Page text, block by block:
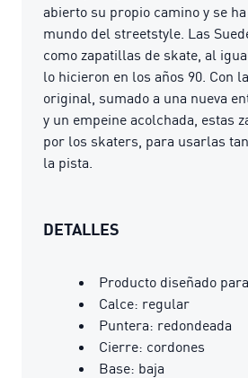
abierto su propio camino y se
mundo del streetstyle. Las
como zapatillas de skate, al
lo hicieron en los años 90. Con
original, sumado a una nueva
y un empeine acolchada, estas
por los skaters, para usarlas
la pista.
DETALLES
Producto diseñado
Calce: regular
Puntera: redondeada
Cierre: cordones
Base: baja